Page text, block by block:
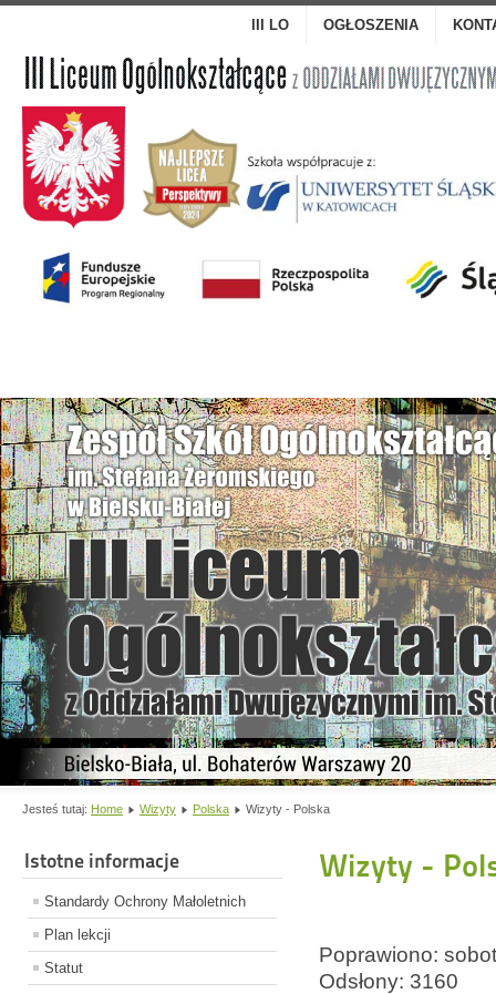
III LO OGŁOSZENIA
Jesteś tutaj: Home Wizyty Polska Wizyty - Polska
Istotne informacje
Standardy Ochrony Małoletnich
Plan lekcji
Statut
Wizyty -
Poprawiono:
Odsłony: 3160